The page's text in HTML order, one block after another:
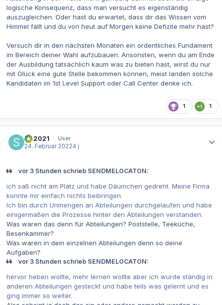
logische Konsequenz, dass man versucht es eigenständig
auszugleichen. Oder hast du erwartet, dass dir das Wissen vom
Himmel fällt und du von heut auf Morgen keine Defizite mehr hast?
Versuch dir in den nächsten Monaten ein ordentliches Fundament
im Bereich deiner Wahl aufzubauen. Ansonsten, wenn du am Ende
der Ausbildung tatsächlich kaum was zu bieten hast, wirst du nur
mit Glück eine gute Stelle bekommen können, meist landen solche
Kandidaten im 1st Level Support oder Call Center denke ich.
1 1
SR2021
User
24. Februar 20224 j
vor 3 Stunden schrieb SENDMELOCATON:
ich saß nicht am Platz und habe Däumchen gedreht. Meine Firma
konnte mir einfach nichts beibringen.
Ich bin durch Unmengen an Abteilungen durchgelaufen und habe
einigermaßen die Prozesse hinter den Abteilungen verstanden.
Was waren das denn für Abteilungen? Poststelle, Teeküche,
Besenkammer?
Was waren in dein einzelnen Abteilungen denn so deine
Aufgaben?
vor 3 Stunden schrieb SENDMELOCATON:
hervor heben wollte, mehr lernen wollte aber ich wurde ständig in
anderen Abteilungen gesteckt und habe teils was gelernt und es
ging immer so weiter.